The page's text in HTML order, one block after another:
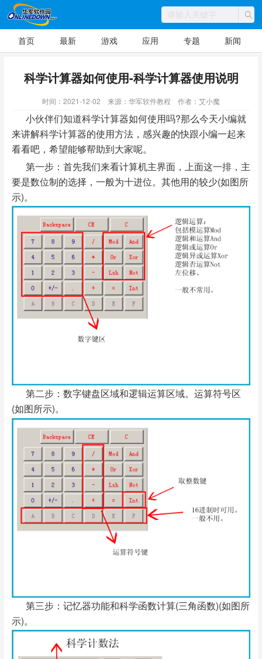
首页 最新 游戏 应用 专题 新闻
科学计算器如何使用-科学计算器使用说明
时间：2021-12-02 来源：华军软件教程 作者：艾小魔
小伙伴们知道科学计算器如何使用吗?那么今天小编就
来讲解科学计算器的使用方法，感兴趣的快跟小编一起来
看看吧，希望能够帮助到大家呢。
第一步：首先我们来看计算机主界面，上面这一排，主
要是数位制的选择，一般为十进位。其他用的较少(如图所
示)。
第二步：数字键盘区域和逻辑运算区域。运算符号区
(如图所示)。
第三步：记忆器功能和科学函数计算(三角函数)(如图所
示)。